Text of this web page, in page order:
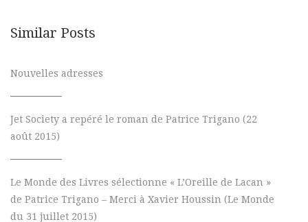
Similar Posts
Nouvelles adresses
Jet Society a repéré le roman de Patrice Trigano (22
août 2015)
Le Monde des Livres sélectionne « L’Oreille de Lacan »
de Patrice Trigano – Merci à Xavier Houssin (Le Monde
du 31 juillet 2015)